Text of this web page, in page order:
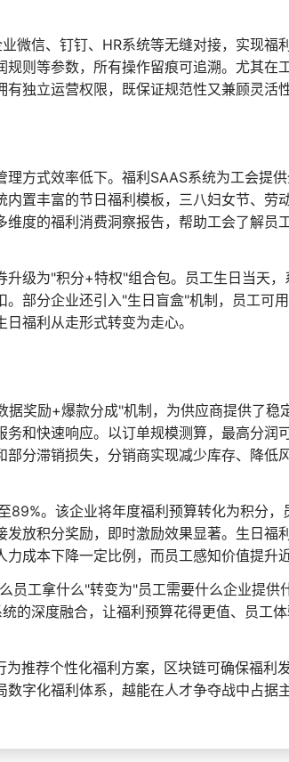
微信、钉钉、HR系统等无缝对接，实现福
则等参数，所有操作留痕可追溯。尤其在
独立运营权限，既保证规范性又兼顾灵活性
方式效率低下。福利SAAS系统为工会提
置丰富的节日福利模板，三八妇女节、劳
度的福利消费洞察报告，帮助工会了解员
级为"积分+特权"组合包。员工生日当天，
部分企业还引入"生日盲盒"机制，员工可
福利从走形式转变为走心。
奖励+爆款分成"机制，为供应商提供了稳
和快速响应。以订单规模测算，最高分润
分滞销损失，分销商实现减少库存、降低
。该企业将年度福利预算转化为积分，
放积分奖励，即时激励效果显著。生日福
成本下降一定比例，而员工感知价值提升近
员工拿什么"转变为"员工需要什么企业提供
的深度融合，让福利预算花得更值、员工
推荐个性化福利方案，区块链可确保福利发
字化福利体系，越能在人才争夺战中占据